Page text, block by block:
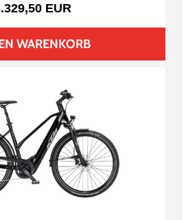
EUR
WARENKORB